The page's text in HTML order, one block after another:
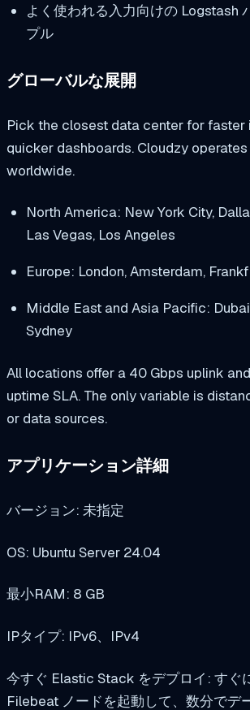
よく使われる入力向けの Logstash
プル
グローバルな展開
Pick the closest data center for faster
quicker dashboards. Cloudzy operates
worldwide.
North America: New York City,
Las Vegas, Los Angeles
Europe: London, Amsterdam,
Middle East and Asia Pacific:
Sydney
All locations offer a 40 Gbps uplink
uptime SLA. The only variable is
or data sources.
アプリケーション詳細
バージョン: 未指定
OS: Ubuntu Server 24.04
最小RAM: 8 GB
IPタイプ: IPv6、IPv4
今すぐ Elastic Stack をデプロイ: すぐ
Filebeat ノードを起動して、数分でデ